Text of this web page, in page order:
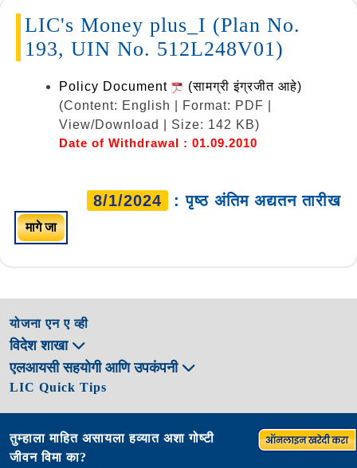
LIC's Money plus_I (Plan No.
193, UIN No. 512L248V01)
Policy Document
(सामग्री इंग्रजीत आहे)
(Content: English | Format: PDF |
View/Download | Size: 142 KB)
Date of Withdrawal : 01.09.2010
8/1/2024 : पृष्ठ अंतिम अद्यतन तारीख
मागे जा
योजना एन ए व्ही
विदेश शाखा
एलआयसी सहयोगी आणि उपकंपनी
LIC Quick Tips
तुम्हाला माहित असायला हव्यात अशा गोष्टी
जीवन विमा का?